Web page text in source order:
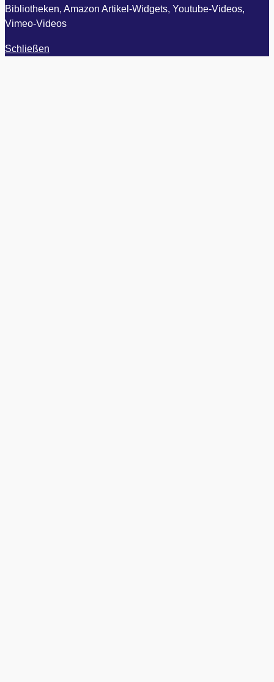
Bibliotheken, Amazon Artikel-Widgets, Youtube-Videos,
Vimeo-Videos
Schließen